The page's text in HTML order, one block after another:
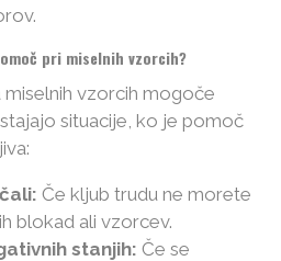
pri miselnih vzorcih?
vzorcih mogoče
situacije, ko je pomoč
Če kljub trudu ne morete
blokad ali vzorcev.
stanjih: Če se